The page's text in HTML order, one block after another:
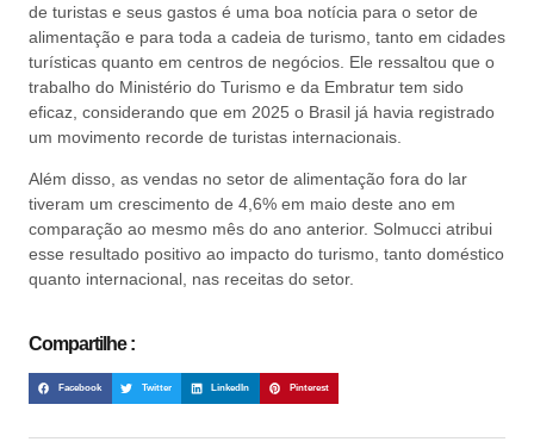
de turistas e seus gastos é uma boa notícia para o setor de
alimentação e para toda a cadeia de turismo, tanto em cidades
turísticas quanto em centros de negócios. Ele ressaltou que o
trabalho do Ministério do Turismo e da Embratur tem sido
eficaz, considerando que em 2025 o Brasil já havia registrado
um movimento recorde de turistas internacionais.
Além disso, as vendas no setor de alimentação fora do lar
tiveram um crescimento de 4,6% em maio deste ano em
comparação ao mesmo mês do ano anterior. Solmucci atribui
esse resultado positivo ao impacto do turismo, tanto doméstico
quanto internacional, nas receitas do setor.
Compartilhe :
Facebook Twitter LinkedIn Pinterest